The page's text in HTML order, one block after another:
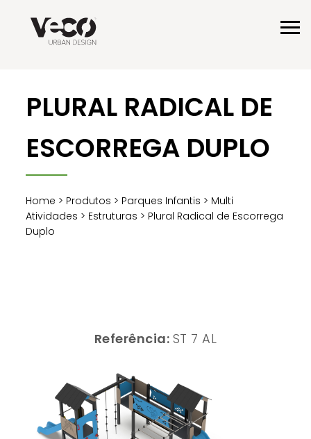
PLURAL RADICAL DE
ESCORREGA DUPLO
Home > Produtos > Parques Infantis > Multi
Atividades > Estruturas > Plural Radical de Escorrega
Duplo
Referência: ST 7 AL